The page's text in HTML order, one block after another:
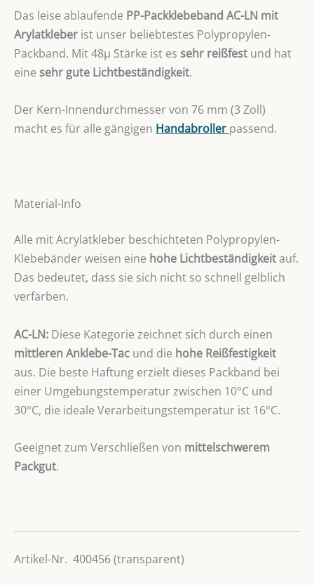
Das leise ablaufende PP-Packklebeband AC-LN mit
Arylatkleber ist unser beliebtestes Polypropylen-
Packband. Mit 48µ Stärke ist es sehr reißfest und hat
eine sehr gute Lichtbeständigkeit.
Der Kern-Innendurchmesser von 76 mm (3 Zoll)
macht es für alle gängigen Handabroller passend.
Material-Info
Alle mit Acrylatkleber beschichteten Polypropylen-
Klebebänder weisen eine hohe Lichtbeständigkeitauf.
Das bedeutet, dass sie sich nicht so schnell gelblich
verfärben.
AC-LN: Diese Kategorie zeichnet sich durch einen
mittleren Anklebe-Tac und die hohe Reißfestigkeit
aus. Die beste Haftung erzielt dieses Packband bei
einer Umgebungstemperatur zwischen 10°C und
30°C, die ideale Verarbeitungstemperatur ist 16°C.
Geeignet zum Verschließen von mittelschwerem
Packgut.
Artikel-Nr. 400456 (transparent)